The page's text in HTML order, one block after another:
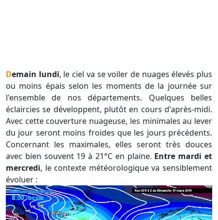
Demain lundi, le ciel va se voiler de nuages élevés plus
ou moins épais selon les moments de la journée sur
l'ensemble de nos départements. Quelques belles
éclaircies se développent, plutôt en cours d'après-midi.
Avec cette couverture nuageuse, les minimales au lever
du jour seront moins froides que les jours précédents.
Concernant les maximales, elles seront très douces
avec bien souvent 19 à 21°C en plaine. Entre mardi et
mercredi, le contexte météorologique va sensiblement
évoluer :